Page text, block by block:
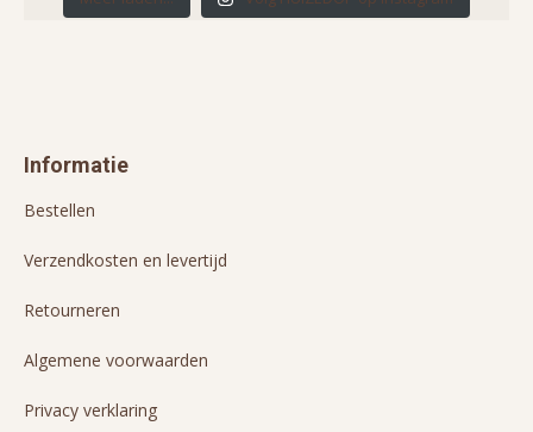
Informatie
Bestellen
Verzendkosten en levertijd
Retourneren
Algemene voorwaarden
Privacy verklaring